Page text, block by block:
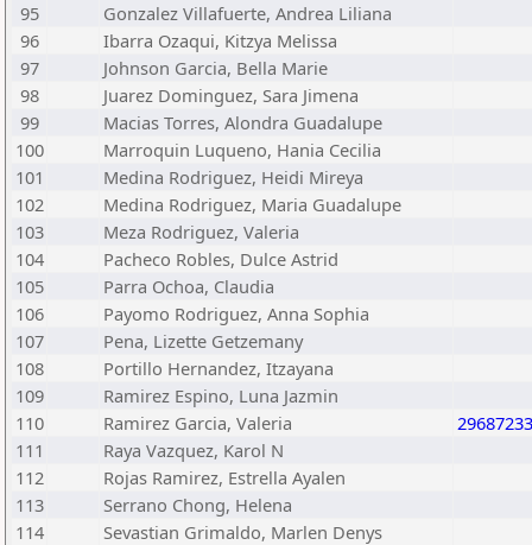
95
Gonzalez Villafuerte, Andrea Liliana
96
Ibarra Ozaqui, Kitzya Melissa
97
Johnson Garcia, Bella Marie
98
Juarez Dominguez, Sara Jimena
99
Macias Torres, Alondra Guadalupe
100
Marroquin Luqueno, Hania Cecilia
101
Medina Rodriguez, Heidi Mireya
102
Medina Rodriguez, Maria Guadalupe
103
Meza Rodriguez, Valeria
104
Pacheco Robles, Dulce Astrid
105
Parra Ochoa, Claudia
106
Payomo Rodriguez, Anna Sophia
107
Pena, Lizette Getzemany
108
Portillo Hernandez, Itzayana
109
Ramirez Espino, Luna Jazmin
110
Ramirez Garcia, Valeria
29687233
111
Raya Vazquez, Karol N
112
Rojas Ramirez, Estrella Ayalen
113
Serrano Chong, Helena
114
Sevastian Grimaldo, Marlen Denys